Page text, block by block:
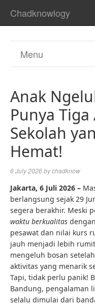
Chadknowlogy
Menu
Anak
Punya
Sekolah
Hemat!
6 July 2026bychadknow
Jakarta, 6 Juli 2026 –
berlangsung sejak 29
segera berakhir. Meski
waktu berkualitas
pesawat dan nilai kurs
jauh menjadi lebih
mengeluh bosan
aktivitas yang menarik
Tapi, tidak perlu panik!
Bandung, pengalaman
selalu dimulai dari